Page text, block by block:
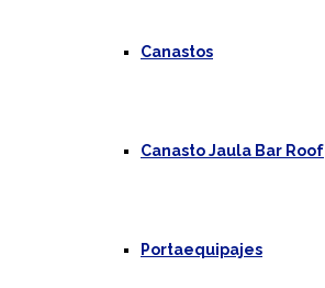
Canastos
Canasto Jaula Bar Roof
Portaequipajes